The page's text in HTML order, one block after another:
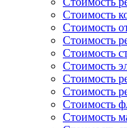
Стоимость
Стоимость
Стоимость
Стоимость
Стоимость
Стоимость
Стоимость
Стоимость
Стоимость